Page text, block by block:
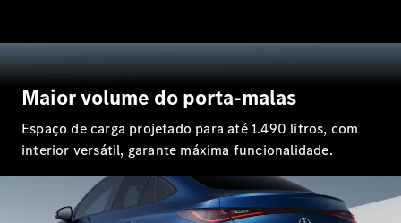
Configurador
Test drive
Showroom
Online
Hatchback
Maior volume do porta-malas
Espaço de carga projetado para até 1.490 litros, com
interior versátil, garante máxima funcionalidade.